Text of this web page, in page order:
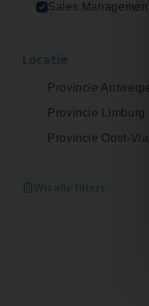
Sales
Provincie
Provincie Limburg
Provincie Oost-
Wis alle filters